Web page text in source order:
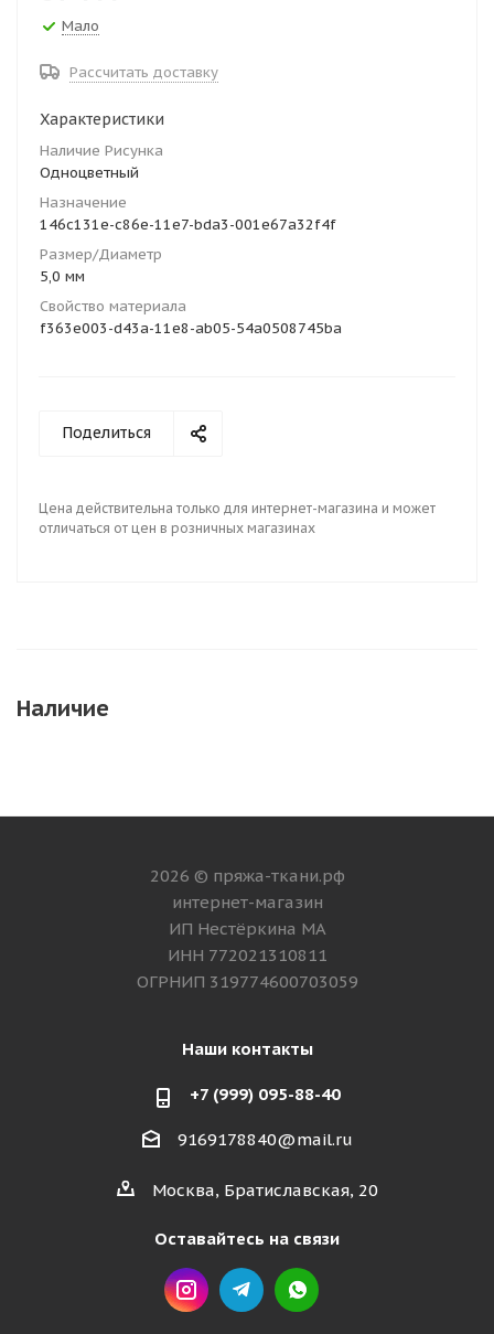
Мало
Рассчитать доставку
Характеристики
Наличие Рисунка
Одноцветный
Назначение
146c131e-c86e-11e7-bda3-001e67a32f4f
Размер/Диаметр
5,0 мм
Свойство материала
f363e003-d43a-11e8-ab05-54a0508745ba
Поделиться
Цена действительна только для интернет-магазина и может
отличаться от цен в розничных магазинах
Наличие
2026 © пряжа-ткани.рф
интернет-магазин
ИП Нестёркина МА
ИНН 772021310811
ОГРНИП 319774600703059
Наши контакты
+7 (999) 095-88-40
9169178840@mail.ru
Москва, Братиславская, 20
Оставайтесь на связи